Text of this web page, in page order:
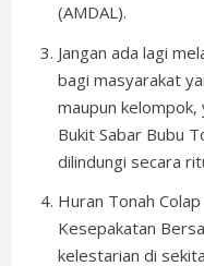
(AMDAL).
Jangan ada lagi
bagi masyarakat
maupun
Bukit Sabar Bubu
dilindungi secara
Huran Tonah
Kesepakatan
kelestarian di